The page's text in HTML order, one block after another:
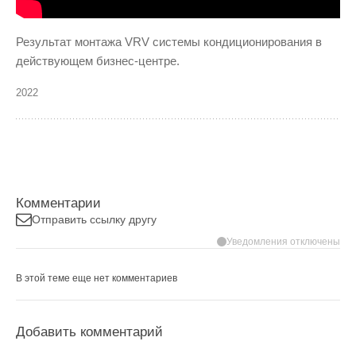
Результат монтажа VRV системы кондиционирования в
действующем бизнес-центре.
2022
Комментарии
Отправить ссылку другу
Уведомления отключены
В этой теме еще нет комментариев
Добавить комментарий